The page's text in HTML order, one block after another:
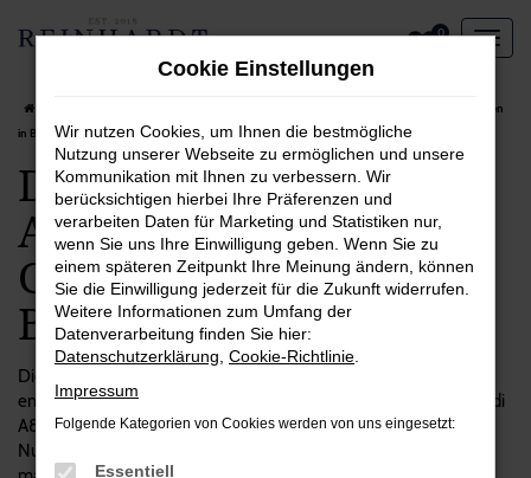
Zum
0
Das spricht für einen Audi A8 Gebrauchtwagen
in Berlin
Das spricht für einen
Audi A8
Gebrauchtwagen in
Berlin
Die Entscheidung zugunsten eines Autos ist immer zugleich
emotional wie vom Verstand geprägt. Das gilt auch für unsere Audi
A8 Gebrauchtwagen, die einerseits einen hohen praktischen
Nutzen aufweisen, andererseits aber auch eine Menge Spaß
Cookie Einstellungen
Wir nutzen Cookies, um Ihnen die bestmögliche
Nutzung unserer Webseite zu ermöglichen und unsere
Kommunikation mit Ihnen zu verbessern. Wir
berücksichtigen hierbei Ihre Präferenzen und
verarbeiten Daten für Marketing und Statistiken nur,
wenn Sie uns Ihre Einwilligung geben. Wenn Sie zu
einem späteren Zeitpunkt Ihre Meinung ändern, können
Sie die Einwilligung jederzeit für die Zukunft widerrufen.
Weitere Informationen zum Umfang der
Datenverarbeitung finden Sie hier:
Datenschutzerklärung Cookie-Richtlinie
Impressum
Folgende Kategorien von Cookies werden von uns eingesetzt:
Essentiell